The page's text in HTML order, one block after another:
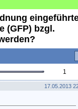
(GFP) bzgl.
1
17.05.2013